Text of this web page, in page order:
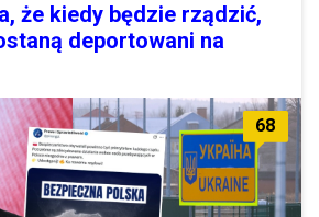
że kiedy będzie rządzić,
deportowani na
68